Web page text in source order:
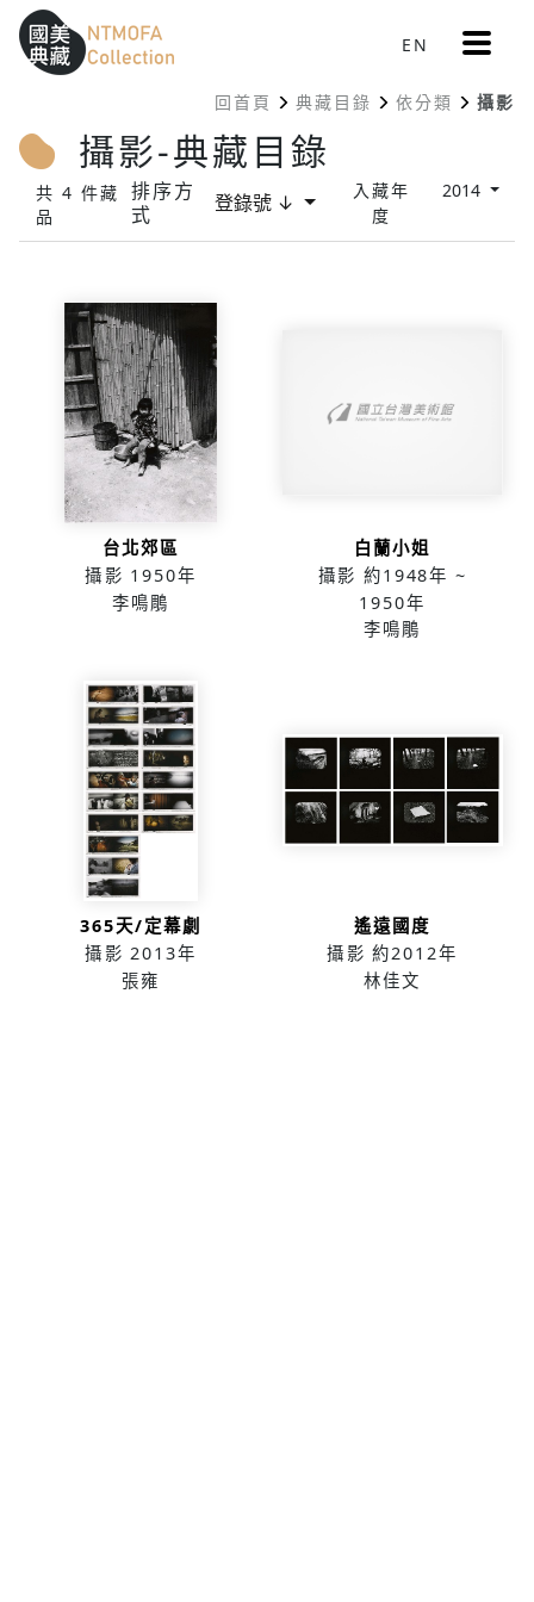
跳到中間主要內容區
網站導覽
::: EN 更
多
單
回首頁 典藏目錄 依分類 攝影
攝影-典藏目錄
共 4 件藏
品
排序方
式
登錄號 ↓
入藏年
度
2014
台北郊區
攝影 1950年
李鳴鵰
白蘭小姐
攝影 約1948年 ~
1950年
李鳴鵰
365天/定幕劇
攝影 2013年
張雍
遙遠國度
攝影 約2012年
林佳文